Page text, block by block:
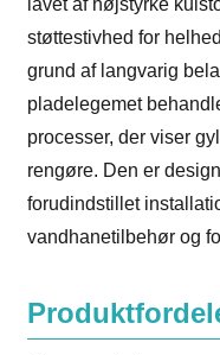
støttestivhed for
grund af langvarig
pladelegemet
processer, der viser
rengøre. Den er
forudindstillet
vandhanetilbehør og